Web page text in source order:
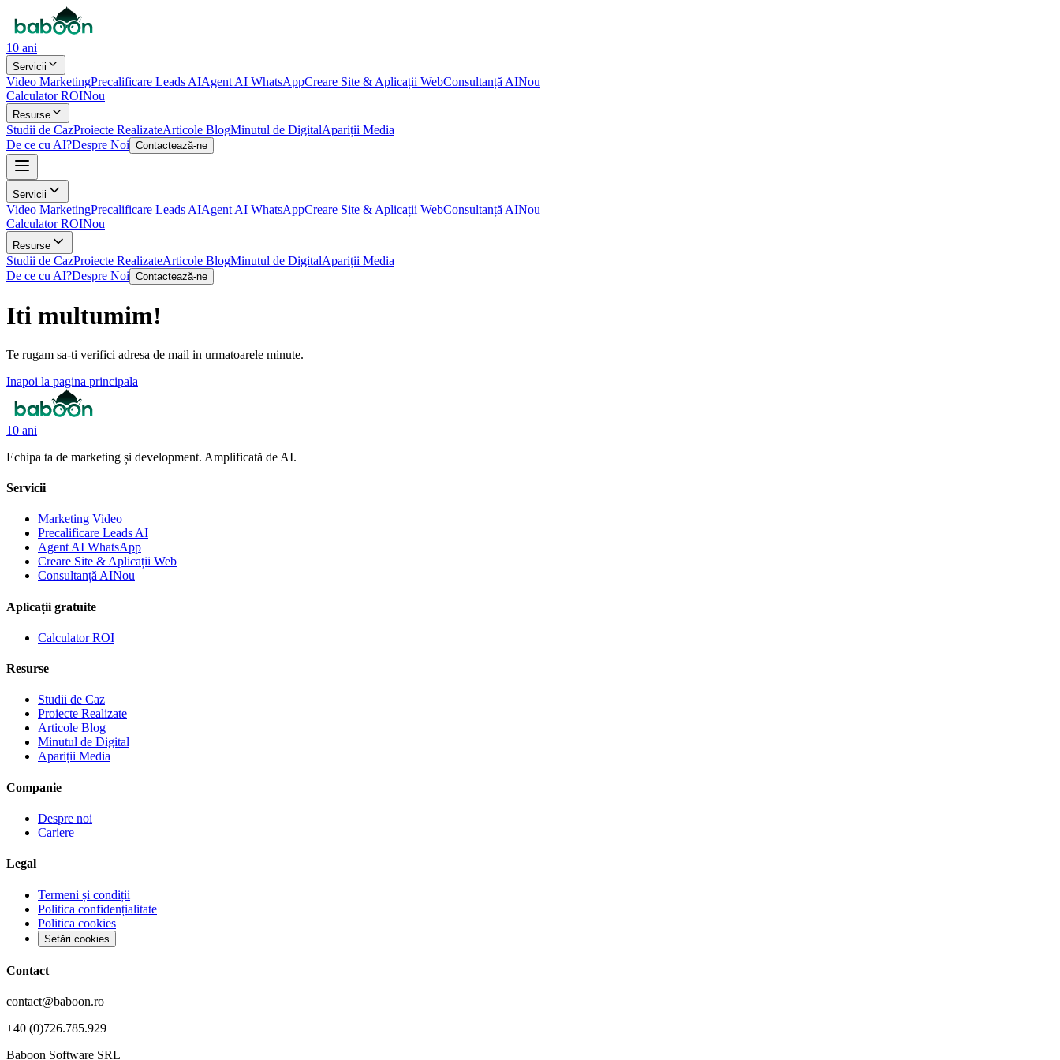
10 ani
Servicii
Video MarketingPrecalificare Leads AIAgent AI WhatsAppCreare Site & Aplicații WebConsultanță AINou
Calculator ROINou
Resurse
Studii de CazProiecte RealizateArticole BlogMinutul de DigitalApariții Media
De ce cu AI?Despre Noi Contactează-ne
Servicii
Video MarketingPrecalificare Leads AIAgent AI WhatsAppCreare Site & Aplicații WebConsultanță AINou
Calculator ROINou
Resurse
Studii de CazProiecte RealizateArticole BlogMinutul de DigitalApariții Media
De ce cu AI?Despre Noi Contactează-ne
Iti multumim!
Te rugam sa-ti verifici adresa de mail in urmatoarele minute.
Inapoi la pagina principala
10 ani
Echipa ta de marketing și development. Amplificată de AI.
Servicii
Marketing Video
Precalificare Leads AI
Agent AI WhatsApp
Creare Site & Aplicații Web
Consultanță AINou
Aplicații gratuite
Calculator ROI
Resurse
Studii de Caz
Proiecte Realizate
Articole Blog
Minutul de Digital
Apariții Media
Companie
Despre noi
Cariere
Legal
Termeni și condiții
Politica confidențialitate
Politica cookies
Setări cookies
Contact
contact@baboon.ro
+40 (0)726.785.929
Baboon Software SRL